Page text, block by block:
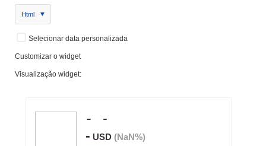
Html
Selecionar data personalizada
Customizar o widget
Visualização widget: